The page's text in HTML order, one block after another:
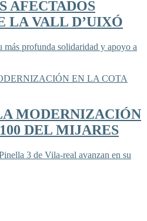
AFECTADOS
LA VALL D’UIXÓ
profunda solidaridad y apoyo a
MODERNIZACIÓN
DEL MIJARES
3 de Vila-real avanzan en su